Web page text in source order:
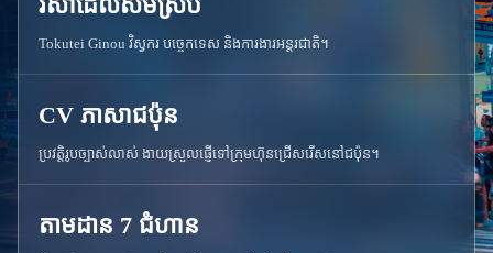
Tokutei Ginou វិស្វករ បច្ចេកទេស និងការងារអន្តរជាតិ។
CV ភាសាជប៉ុន
ប្រវត្តិរូបច្បាស់លាស់ ងាយស្រួលផ្ញើទៅក្រុមហ៊ុនជ្រើសរើសនៅជប៉ុន។
តាមដាន 7 ជំហាន